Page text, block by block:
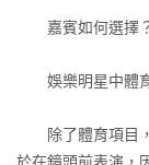
嘉賓如何選擇
娛樂明星中體育
除了體育項目，